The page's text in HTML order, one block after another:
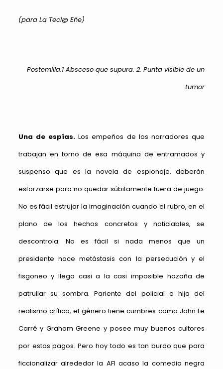
(para La Tecl@ Eñe)
Postemilla.1 Absceso que supura. 2. Punta visible de un
tumor
Una de espías. Los empeños de los narradores que
trabajan en torno de esa máquina de entramados y
suspenso que es la novela de espionaje, deberán
esforzarse para no quedar súbitamente fuera de juego.
No es fácil estrujar la imaginación cuando el rubro, en el
plano de los hechos concretos y noticiables, se
descontrola. No es fácil si nada menos que un
presidente hace metástasis con la persecución y el
fisgoneo y llega casi a la casi imposible hazaña de
patrullar su sombra. Pariente del policial e hija del
realismo crítico, el género tiene cumbres como John Le
Carré y Graham Greene y posee muy buenos cultores
por estos pagos. Pero hoy todo es tan burdo que para
ficcionalizar alrededor la AFI acaso la comedia negra